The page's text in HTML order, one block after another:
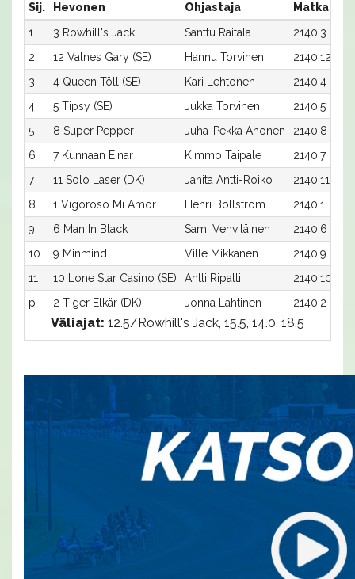
Sij. Hevonen Ohjastaja
1
3 Rowhill's Jack Santtu Raitala
2140:3
2
12 Valnes Gary (SE) Hannu Torvinen
2140:12
3
4 Queen Töll (SE) Kari Lehtonen
2140:4
4
5 Tipsy (SE) Jukka Torvinen
2140:5
5
8 Super Pepper Juha-Pekka Ahonen
2140:8
6
7 Kunnaan Einar Kimmo Taipale
2140:7
7
11 Solo Laser (DK) Janita Antti-Roiko
2140:11
8
1 Vigoroso Mi Amor Henri Bollström
2140:1
9
6 Man In Black Sami Vehviläinen
2140:6
10
9 Minmind Ville Mikkanen
2140:9
11
10 Lone Star Casino (SE) Antti Ripatti
2140:10
p
2 Tiger Elkär (DK) Jonna Lahtinen 2140:2
Väliajat: 12.5/Rowhill's Jack, 15.5, 14.0, 18.5